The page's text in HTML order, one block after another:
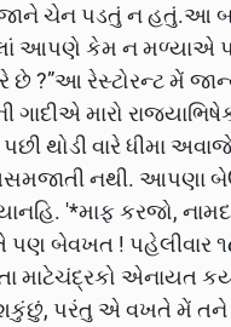
ચેન પડતું ન હતું.આ
આપણે કેમ ન મળ્યાએ પણ
?”આ રેસ્ટોરન્ટ મેં
ગાદીએ મારો
પછી થોડી વારે ધીમા
નથી. આપણા
'*માફ કરજો,
બેવખત ! પહેલીવાર
માટેચંદ્રકો એનાયત
શકુંછું, પરંતુ એ વખતે મેં